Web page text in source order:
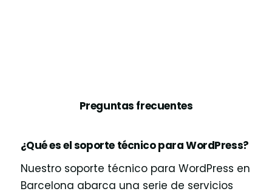
Preguntas frecuentes
¿Qué es el soporte técnico para WordPress?
Nuestro soporte técnico para WordPress en
Barcelona abarca una serie de servicios